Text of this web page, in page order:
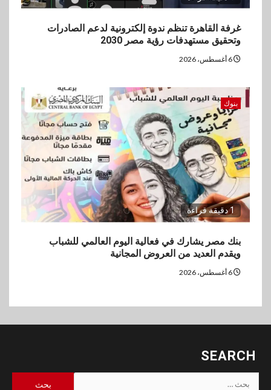
غرفة القاهرة تنظم ندوة إلكترونية لدعم الصادرات
وتحقيق مستهدفات رؤية مصر 2030
بنوك
1 دقيقة قراءة
بنك مصر يشارك في فعالية اليوم العالمي للشباب
ويقدم العديد من العروض المجانية
SEARCH
البحث